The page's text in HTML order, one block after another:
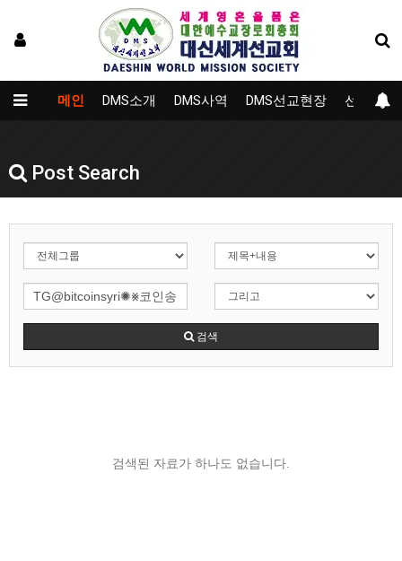
메인 DMS소개 DMS사역 DMS선교현장 선교대학
Post Search
검색
검색된 자료가 하나도 없습니다.